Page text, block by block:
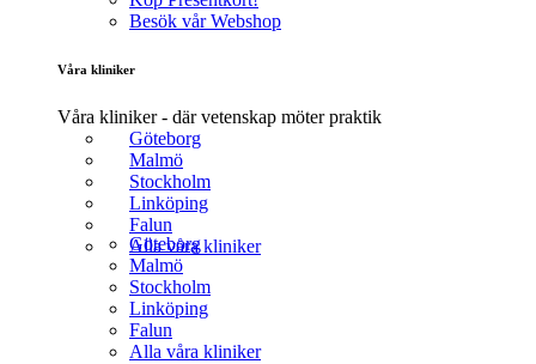
Besök vår Webshop
Våra kliniker
Våra kliniker - där vetenskap möter praktik
Göteborg
Malmö
Stockholm
Linköping
Falun
Alla våra kliniker
Göteborg
Malmö
Stockholm
Linköping
Falun
Alla våra kliniker